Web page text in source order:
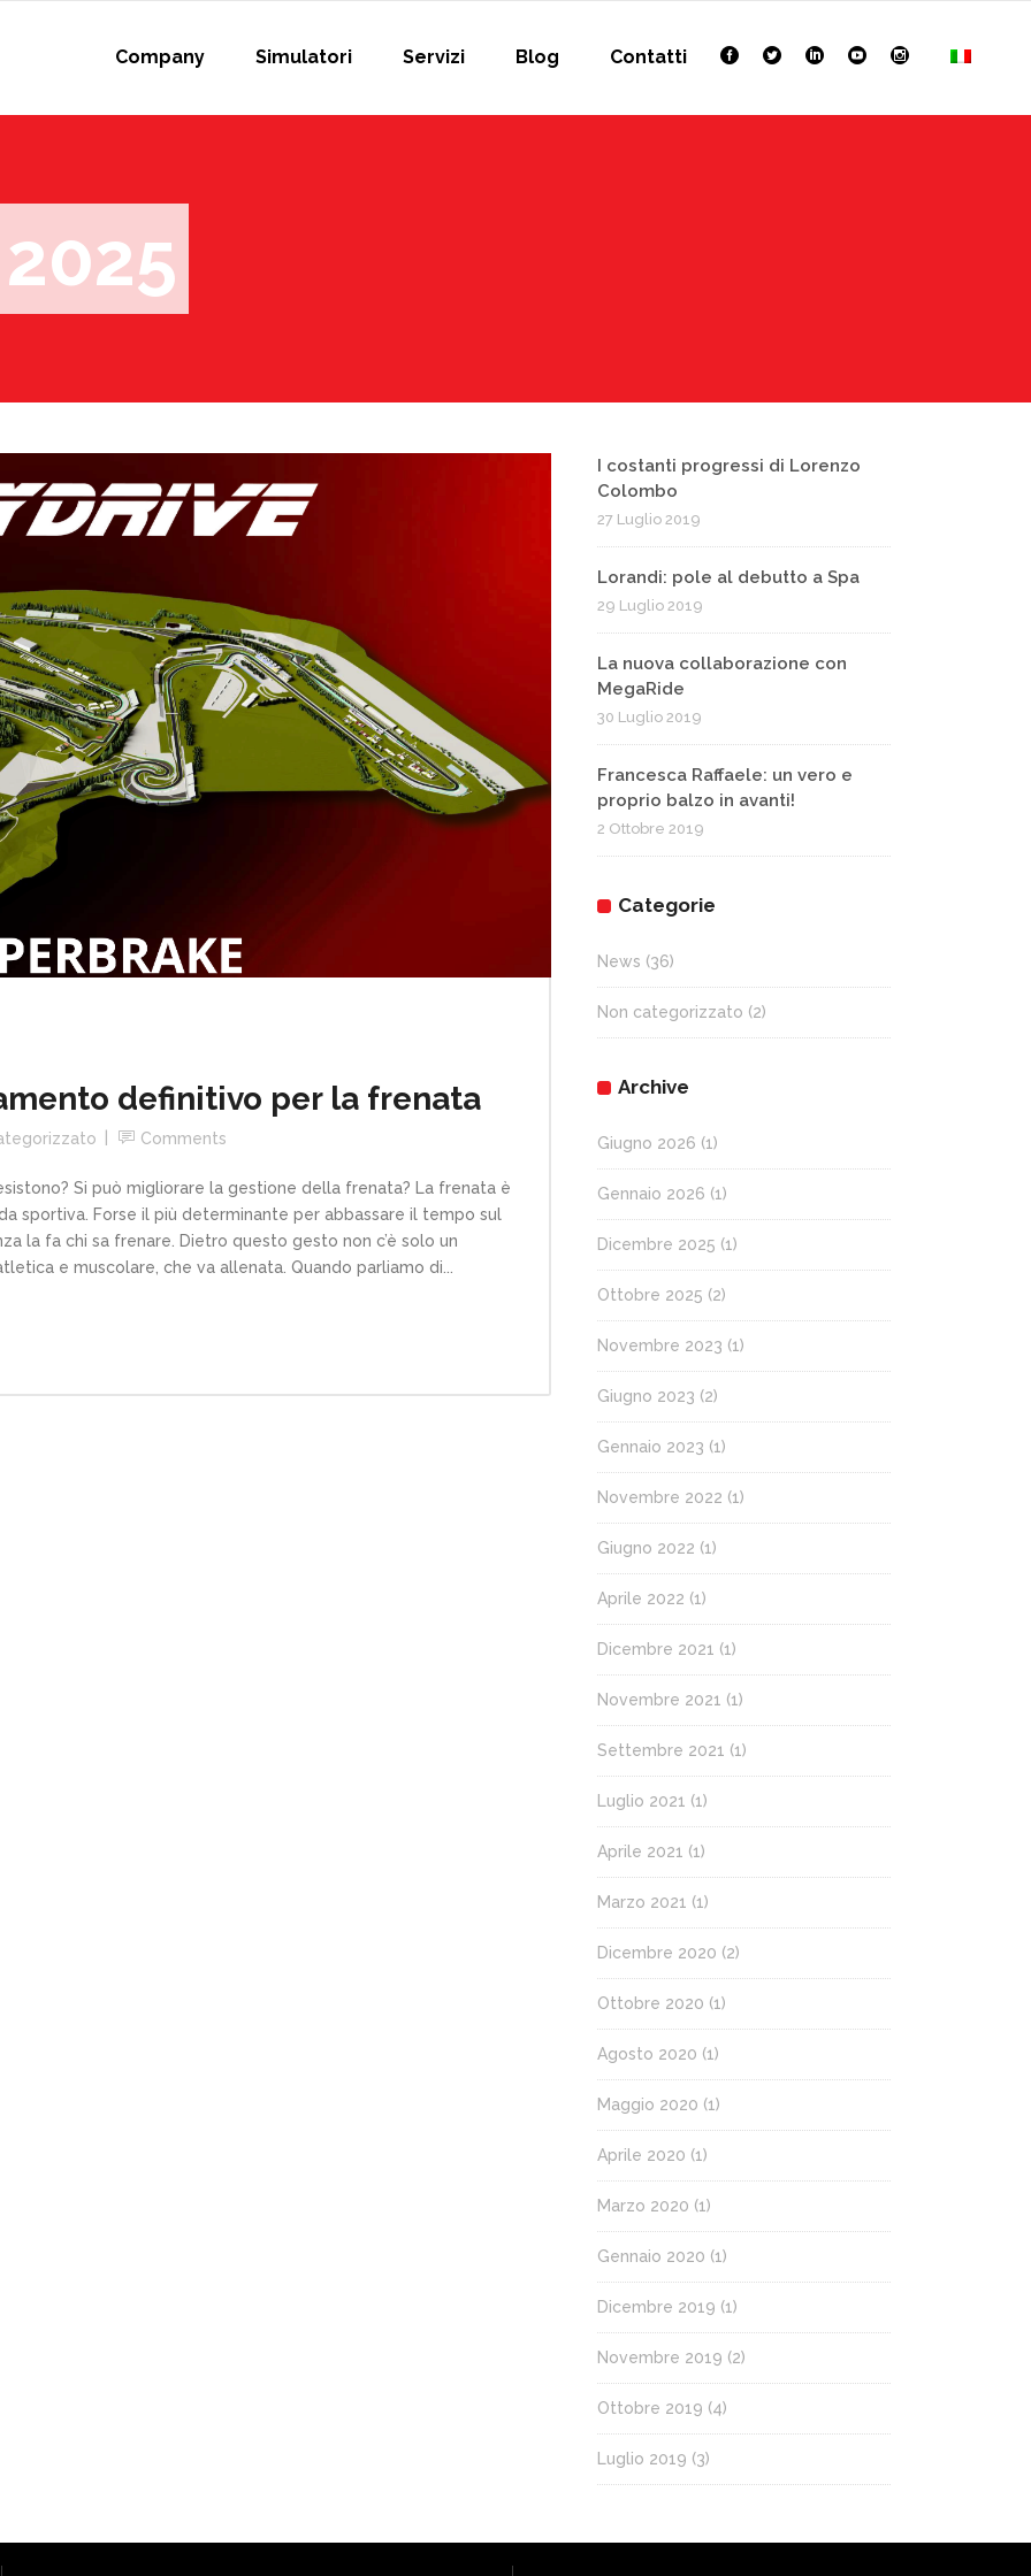
Company Simulatori Servizi Blog Contatti
definitivo per la frenata
Comments
Si può migliorare la gestione della frenata? La frenata è
sportiva. Forse il più determinante per abbassare il tempo sul
la fa chi sa frenare. Dietro questo gesto non c’è solo un
e muscolare, che va allenata. Quando parliamo di...
I costanti progressi di Lorenzo
Colombo
27 Luglio 2019
Lorandi: pole al debutto a Spa
29 Luglio 2019
La nuova collaborazione con
MegaRide
30 Luglio 2019
Francesca Raffaele: un vero e
proprio balzo in avanti!
2 Ottobre 2019
Categorie
News (36)
Non categorizzato (2)
Archive
Giugno 2026 (1)
Gennaio 2026 (1)
Dicembre 2025 (1)
Ottobre 2025 (2)
Novembre 2023 (1)
Giugno 2023 (2)
Gennaio 2023 (1)
Novembre 2022 (1)
Giugno 2022 (1)
Aprile 2022 (1)
Dicembre 2021 (1)
Novembre 2021 (1)
Settembre 2021 (1)
Luglio 2021 (1)
Aprile 2021 (1)
Marzo 2021 (1)
Dicembre 2020 (2)
Ottobre 2020 (1)
Agosto 2020 (1)
Maggio 2020 (1)
Aprile 2020 (1)
Marzo 2020 (1)
Gennaio 2020 (1)
Dicembre 2019 (1)
Novembre 2019 (2)
Ottobre 2019 (4)
Luglio 2019 (3)